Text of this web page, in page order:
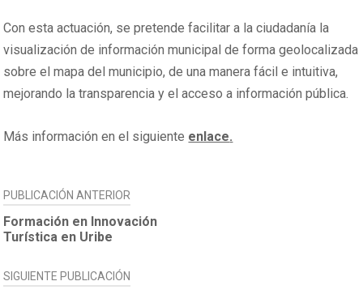
Con esta actuación, se pretende facilitar a la ciudadanía la
visualización de información municipal de forma geolocalizada
sobre el mapa del municipio, de una manera fácil e intuitiva,
mejorando la transparencia y el acceso a información pública.
Más información en el siguiente enlace.
NAVEGACIÓN
DE
ENTRADAS
PUBLICACIÓN ANTERIOR
Formación en Innovación
Turística en Uribe
SIGUIENTE PUBLICACIÓN